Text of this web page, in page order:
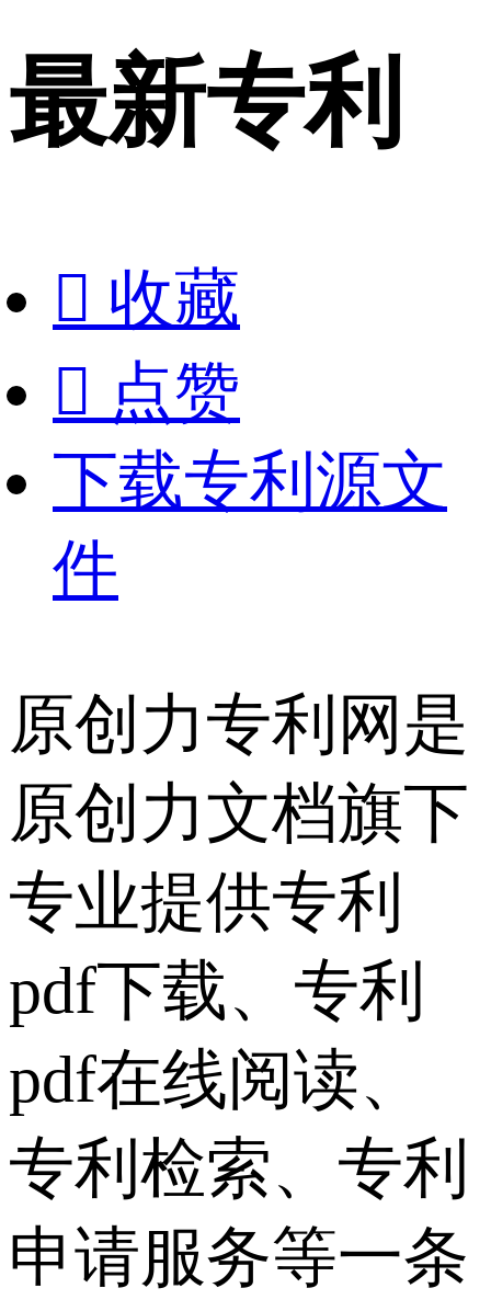
最新专利
 收藏
 点赞
下载专利源文
件
原创力专利网是
原创力文档旗下
专业提供专利
pdf下载、专利
pdf在线阅读、
专利检索、专利
申请服务等一条